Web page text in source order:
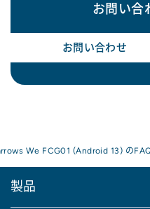
お問い合
お問い合わせ
We FCG01 (Android 13) の
製品